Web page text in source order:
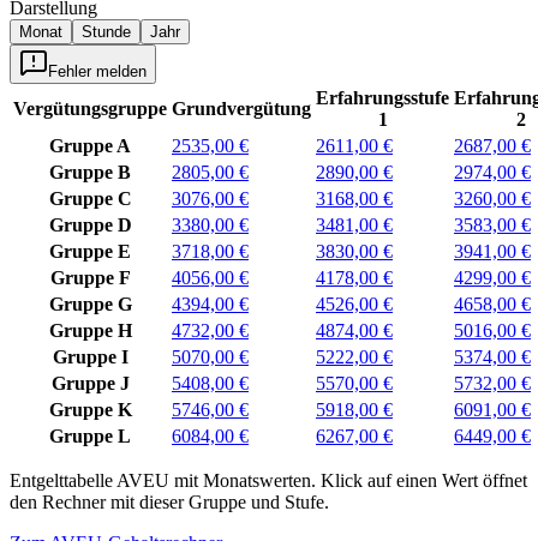
Darstellung
Monat Stunde Jahr
Fehler melden
Vergütungsgruppe Grundvergütung
Erfahrungsstufe
1
2
Gruppe A
2535,00 € 2611,00 €
2687,00 €
Gruppe B
2805,00 € 2890,00 €
2974,00 €
Gruppe C
3076,00 € 3168,00 €
3260,00 €
Gruppe D
3380,00 € 3481,00 €
3583,00 €
Gruppe E
3718,00 € 3830,00 €
3941,00 €
Gruppe F
4056,00 € 4178,00 €
4299,00 €
Gruppe G
4394,00 € 4526,00 €
4658,00 €
Gruppe H
4732,00 € 4874,00 €
5016,00 €
Gruppe I
5070,00 € 5222,00 €
5374,00 €
Gruppe J
5408,00 € 5570,00 €
5732,00 €
Gruppe K
5746,00 € 5918,00 €
6091,00 €
Gruppe L
6084,00 € 6267,00 € 6449,00 €
Entgelttabelle AVEU mit Monatswerten. Klick auf einen Wert öffnet
den Rechner mit dieser Gruppe und Stufe.